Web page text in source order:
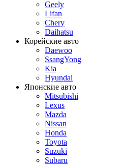
Geely
Lifan
Chery
Daihatsu
Корейские авто
Daewoo
SsangYong
Kia
Hyundai
Японские авто
Mitsubishi
Lexus
Mazda
Nissan
Honda
Toyota
Suzuki
Subaru